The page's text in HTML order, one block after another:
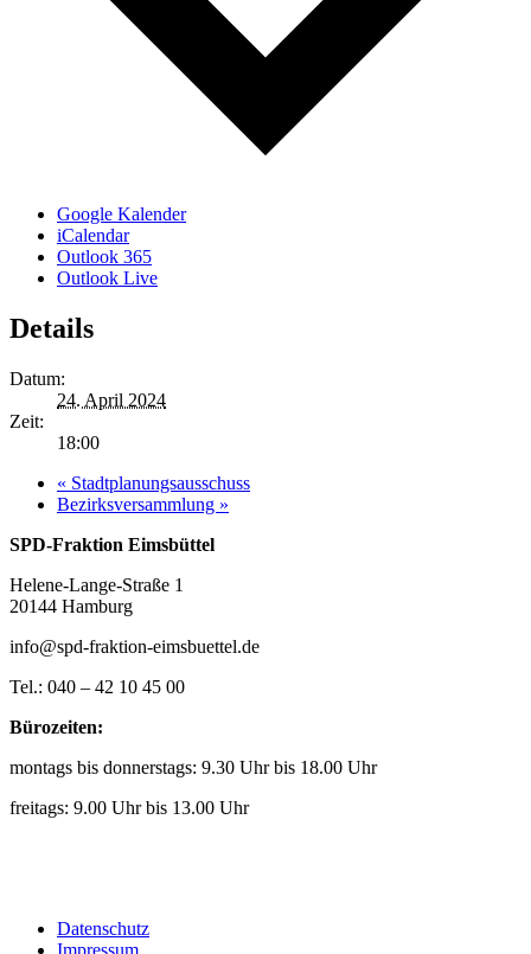
Google Kalender
iCalendar
Outlook 365
Outlook Live
Details
Datum:
24. April 2024
Zeit:
18:00
« Stadtplanungsausschuss
Bezirksversammlung »
SPD-Fraktion Eimsbüttel
Helene-Lange-Straße 1
20144 Hamburg
info@spd-fraktion-eimsbuettel.de
Tel.: 040 – 42 10 45 00
Bürozeiten:
montags bis donnerstags: 9.30 Uhr bis 18.00 Uhr
freitags: 9.00 Uhr bis 13.00 Uhr
Datenschutz
Impressum